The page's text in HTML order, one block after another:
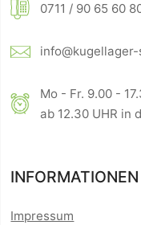
0711 / 90 65 60
Mo - Fr. 9.00 -
ab 12.30 UHR in
INFORMATIONEN
Impressum